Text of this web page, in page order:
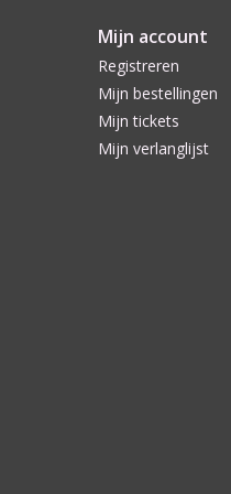
Mijn account
Registreren
Mijn bestellingen
Mijn tickets
Mijn verlanglijst